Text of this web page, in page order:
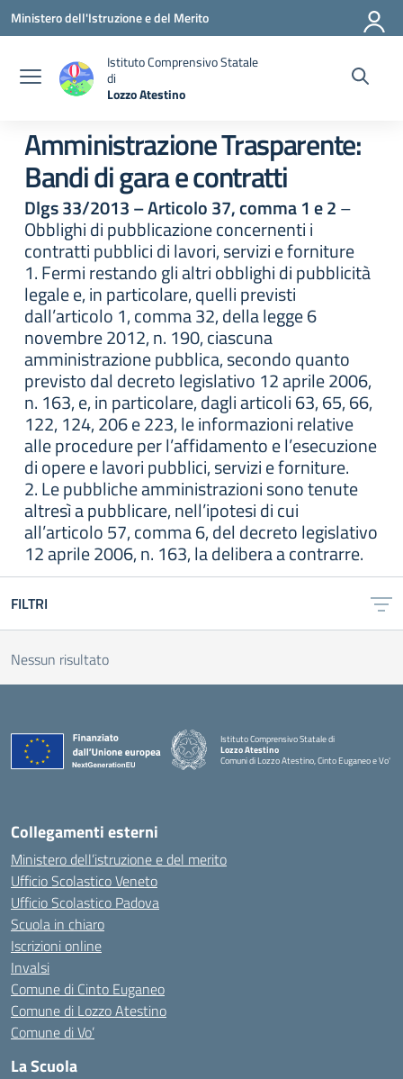
Vai ai contenuti
Vai al menu di navigazione
Vai al footer
Ministero dell'Istruzione e del Merito
Istituto Comprensivo Statale
di
Lozzo Atestino
Amministrazione Trasparente:
Bandi di gara e contratti
Dlgs 33/2013 – Articolo 37, comma 1 e 2–
Obblighi di pubblicazione concernenti i
contratti pubblici di lavori, servizi e forniture
1. Fermi restando gli altri obblighi di pubblicità
legale e, in particolare, quelli previsti
dall’articolo 1, comma 32, della legge 6
novembre 2012, n. 190, ciascuna
amministrazione pubblica, secondo quanto
previsto dal decreto legislativo 12 aprile 2006,
n. 163, e, in particolare, dagli articoli 63, 65, 66,
122, 124, 206 e 223, le informazioni relative
alle procedure per l’affidamento e l’esecuzione
di opere e lavori pubblici, servizi e forniture.
2. Le pubbliche amministrazioni sono tenute
altresì a pubblicare, nell’ipotesi di cui
all’articolo 57, comma 6, del decreto legislativo
12 aprile 2006, n. 163, la delibera a contrarre.
FILTRI
Nessun risultato
Istituto Comprensivo Statale di
Lozzo Atestino
Comuni di Lozzo Atestino, Cinto Euganeo e Vo'
— Visita la pagina iniziale della scuola
Collegamenti esterni
Ministero dell’istruzione e del merito
Ufficio Scolastico Veneto
Ufficio Scolastico Padova
Scuola in chiaro
Iscrizioni online
Invalsi
Comune di Cinto Euganeo
Comune di Lozzo Atestino
Comune di Vo’
La Scuola